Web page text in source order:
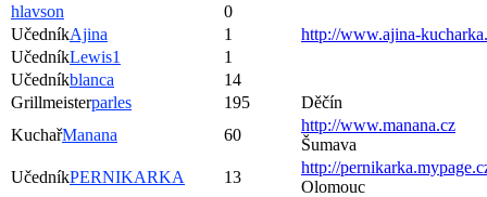
hlavson
0
UčedníkAjina 1
http://www.ajina-
UčedníkLewis1
1
Učedníkblanca
14
Grillmeisterparles 195
Děčín
KuchařManana 60
http://www.manana.cz
Šumava
UčedníkPERNIKARKA 13
http://
Olomouc